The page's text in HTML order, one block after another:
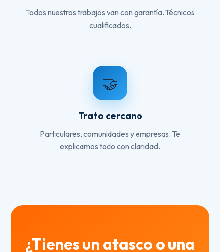
Todos nuestros trabajos van con garantía. Técnicos
cualificados.
🤝
Trato cercano
Particulares, comunidades y empresas. Te
explicamos todo con claridad.
¿Tienes un atasco o una